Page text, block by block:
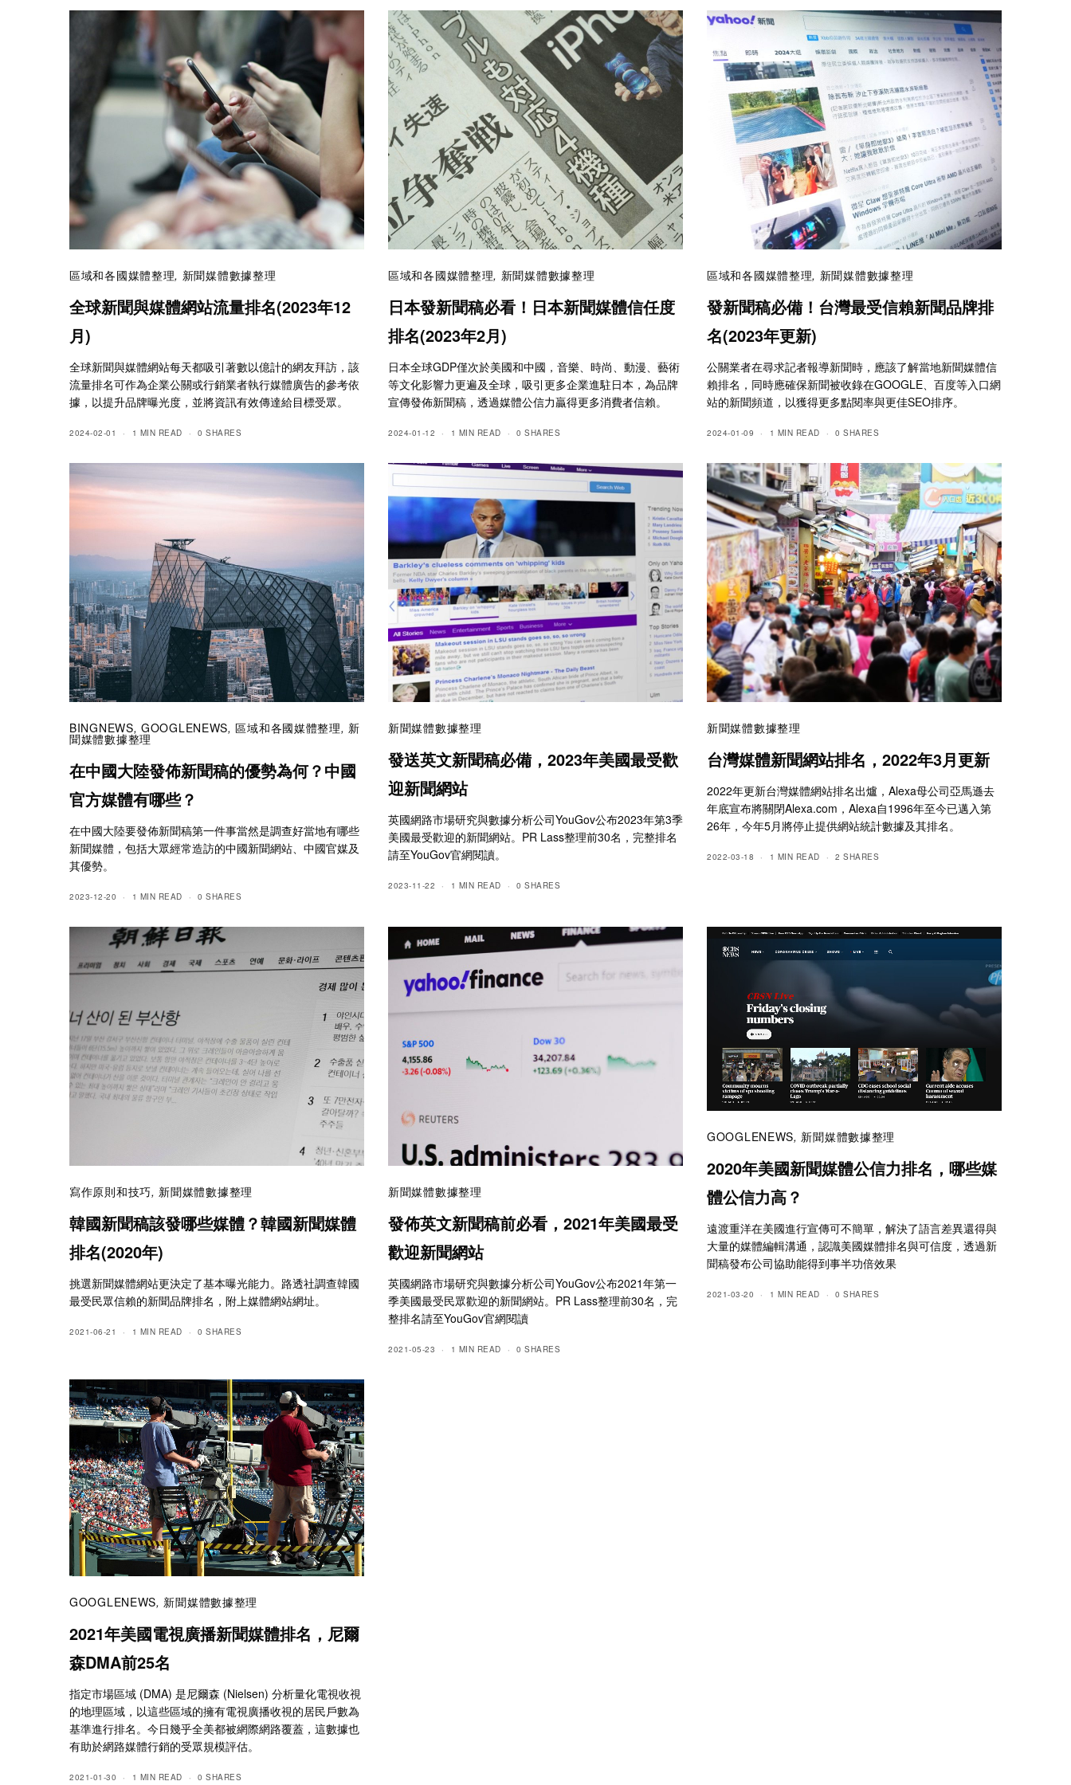
區域和各國媒體整理, 新聞媒體數據整理
全球新聞與媒體網站流量排名(2023年12
月)
全球新聞與媒體網站每天都吸引著數以億計的網友拜訪，該
流量排名可作為企業公關或行銷業者執行媒體廣告的參考依
據，以提升品牌曝光度，並將資訊有效傳達給目標受眾。
2024-02-01 1 MIN READ 0 SHARES
區域和各國媒體整理, 新聞媒體數據整理
日本發新聞稿必看！日本新聞媒體信任度
排名(2023年2月)
日本全球GDP僅次於美國和中國，音樂、時尚、動漫、藝術
等文化影響力更遍及全球，吸引更多企業進駐日本，為品牌
宣傳發佈新聞稿，透過媒體公信力贏得更多消費者信賴。
2024-01-12 1 MIN READ 0 SHARES
區域和各國媒體整理, 新聞媒體數據整理
發新聞稿必備！台灣最受信賴新聞品牌排
名(2023年更新)
公關業者在尋求記者報導新聞時，應該了解當地新聞媒體信
賴排名，同時應確保新聞被收錄在GOOGLE、百度等入口網
站的新聞頻道，以獲得更多點閱率與更佳SEO排序。
2024-01-09 1 MIN READ 0 SHARES
BINGNEWS,GOOGLENEWS,區域和各國媒體整理, 新
聞媒體數據整理
在中國大陸發佈新聞稿的優勢為何？中國
官方媒體有哪些？
在中國大陸要發佈新聞稿第一件事當然是調查好當地有哪些
新聞媒體，包括大眾經常造訪的中國新聞網站、中國官媒及
其優勢。
2023-12-20 1 MIN READ 0 SHARES
新聞媒體數據整理
發送英文新聞稿必備，2023年美國最受歡
迎新聞網站
英國網路市場研究與數據分析公司YouGov公布2023年第3季
美國最受歡迎的新聞網站。PR Lass整理前30名，完整排名
請至YouGov官網閱讀。
2023-11-22 1 MIN READ 0 SHARES
新聞媒體數據整理
台灣媒體新聞網站排名，2022年3月更新
2022年更新台灣媒體網站排名出爐，Alexa母公司亞馬遜去
年底宣布將關閉Alexa.com，Alexa自1996年至今已邁入第
26年，今年5月將停止提供網站統計數據及其排名。
2022-03-18 1 MIN READ 2 SHARES
寫作原則和技巧, 新聞媒體數據整理
韓國新聞稿該發哪些媒體？韓國新聞媒體
排名(2020年)
挑選新聞媒體網站更決定了基本曝光能力。路透社調查韓國
最受民眾信賴的新聞品牌排名，附上媒體網站網址。
2021-06-21 1 MIN READ 0 SHARES
新聞媒體數據整理
發佈英文新聞稿前必看，2021年美國最受
歡迎新聞網站
英國網路市場研究與數據分析公司YouGov公布2021年第一
季美國最受民眾歡迎的新聞網站。PR Lass整理前30名，完
整排名請至YouGov官網閱讀
2021-05-23 1 MIN READ 0 SHARES
GOOGLENEWS, 新聞媒體數據整理
2020年美國新聞媒體公信力排名，哪些媒
體公信力高？
遠渡重洋在美國進行宣傳可不簡單，解決了語言差異還得與
大量的媒體編輯溝通，認識美國媒體排名與可信度，透過新
聞稿發布公司協助能得到事半功倍效果
2021-03-20 1 MIN READ 0 SHARES
GOOGLENEWS, 新聞媒體數據整理
2021年美國電視廣播新聞媒體排名，尼爾
森DMA前25名
指定市場區域 (DMA) 是尼爾森 (Nielsen) 分析量化電視收視
的地理區域，以這些區域的擁有電視廣播收視的居民戶數為
基準進行排名。今日幾乎全美都被網際網路覆蓋，這數據也
有助於網路媒體行銷的受眾規模評估。
2021-01-30 1 MIN READ 0 SHARES